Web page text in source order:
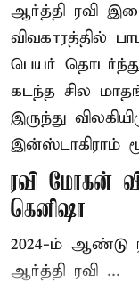
ஆர்த்தி ரவி
விவகாரத்தில்
பெயர்
கடந்த சில
இருந்து
இன்ஸ்டாகிராம்
ரவி மோகன்
கெனிஷா
2024-ம் ஆண்டு
ஆர்த்தி ரவி ...